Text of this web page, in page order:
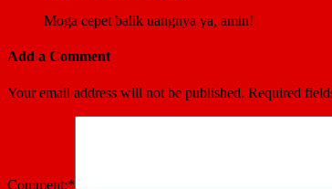
Moga cepet balik uangnya ya, amin!
Add a Comment
Your email address will not be published. Required
Comment:*